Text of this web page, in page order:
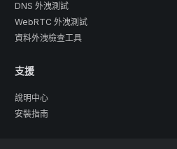
DNS 外洩測試
WebRTC 外洩測試
資料外洩檢查工具
支援
說明中心
安裝指南